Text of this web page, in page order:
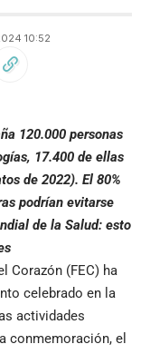
10:52
120.000 personas
17.400 de ellas
de 2022). El 80%
podrían evitarse
de la Salud: esto
Corazón (FEC) ha
celebrado en la
actividades
conmemoración, el